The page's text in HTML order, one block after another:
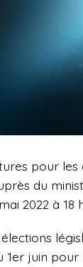
pour
du
2022 à 18
1er juin